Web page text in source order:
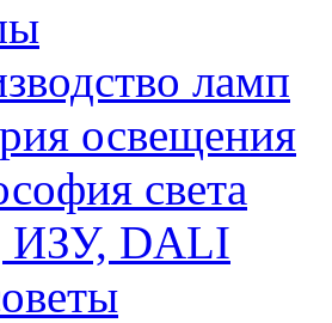
ламп
освещения
света
ИЗУ, DALI